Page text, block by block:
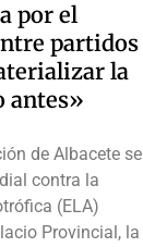
por el
partidos
la
antes»
de Albacete se
contra la
(ELA)
Provincial, la